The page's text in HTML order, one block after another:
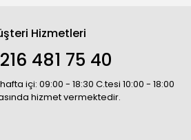
Hizmetleri
481 75 40
içi: 09:00 - 18:30 C.tesi 10:00 - 18:00
hizmet vermektedir.